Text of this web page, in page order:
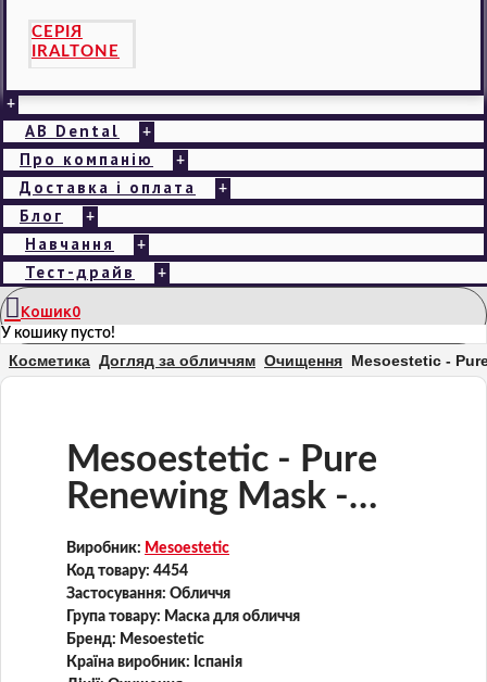
СЕРІЯ
IRALTONE
+
AB Dental +
Про компанію +
Доставка і оплата +
Блог +
Навчання +
Тест-драйв +
Кошик0
У кошику пусто!
Косметика Догляд за обличчям Очищення Mesoestetic -
Mesoestetic - Pure
Renewing Mask -
Очищувальна маска
Виробник: Mesoestetic
Код товару: 4454
Застосування: Обличчя
Група товару: Маска для обличчя
Бренд: Mesoestetic
Країна виробник: Іспанія